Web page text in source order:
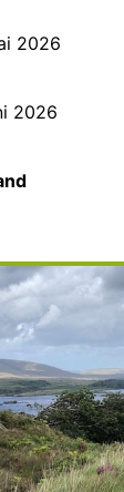
2026
2026